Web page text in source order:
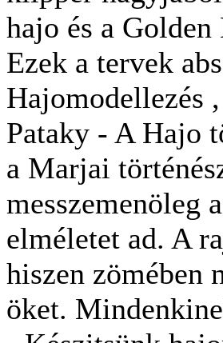
hajo és a
Ezek a tervek
Pataky - A Hajo
a Marjai
messzemenöleg
elméletet ad. A
hiszen zömében
öket.